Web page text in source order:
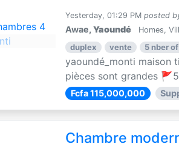
Yesterday, 01:29 PM posted
Awae,Yaoundé Homes,
duplex vente 5 nber
yaoundé_monti maison
pièces sont grandes
Fcfa 115,000,000
Chambre